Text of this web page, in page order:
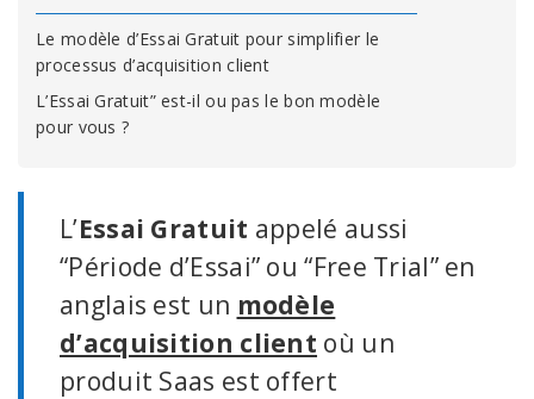
Le modèle d’Essai Gratuit pour simplifier le
processus d’acquisition client
L’Essai Gratuit” est-il ou pas le bon modèle
pour vous ?
L’Essai Gratuit appelé aussi
“Période d’Essai” ou “Free Trial” en
anglais est un modèle
d’acquisition client où un
produit Saas est offert